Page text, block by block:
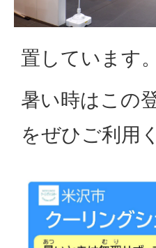
置しています。
暑い時はこの
をぜひご利用